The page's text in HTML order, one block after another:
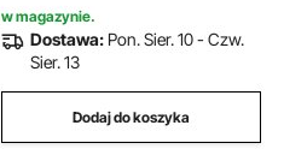
w magazynie.
Dostawa: Pon. Sier. 10 - Czw.
Sier. 13
Dodaj do koszyka